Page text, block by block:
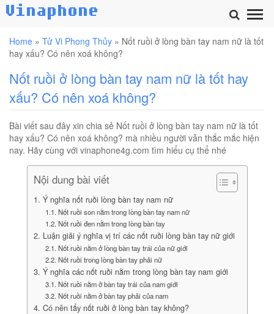
Home » Tử Vi Phong Thủy » Nốt ruồi ở lòng bàn tay nam nữ là tốt
hay xấu? Có nên xoá không?
Nốt ruồi ở lòng bàn tay nam nữ là tốt hay
xấu? Có nên xoá không?
Bài viết sau đây xin chia sẻ Nốt ruồi ở lòng bàn tay nam nữ là tốt
hay xấu? Có nên xoá không? mà nhiều người vẫn thắc mắc hiện
nay. Hãy cùng với vinaphone4g.com tìm hiểu cụ thể nhé
Nội dung bài viết
1. Ý nghĩa nốt ruồi lòng bàn tay nam nữ
1.1. Nốt ruồi son nằm trong lòng bàn tay nam nữ
1.2. Nốt ruồi đen nằm trong lòng bàn tay
2. Luận giải ý nghĩa vị trí các nốt ruồi lòng bàn tay nữ giới
2.1. Nốt ruồi nằm ở lòng bàn tay trái của nữ giới
2.2. Nốt ruồi trong lòng bàn tay phải nữ
3. Ý nghĩa các nốt ruồi nằm trong lòng bàn tay nam giới
3.1. Nốt ruồi nằm ở bàn tay trái của nam giới
3.2. Nốt ruồi nằm ở bàn tay phải của nam
4. Có nên tẩy nốt ruồi ở lòng bàn tay không?